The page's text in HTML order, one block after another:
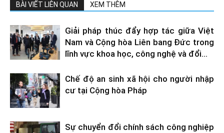
BÀI VIẾT LIÊN QUAN XEM THÊM
Giải pháp thúc đẩy hợp tác giữa Việt
Nam và Cộng hòa Liên bang Đức trong
lĩnh vực khoa học, công nghệ và đổi...
Chế độ an sinh xã hội cho người nhập
cư tại Cộng hòa Pháp
Sự chuyển đổi chính sách công nghiệp